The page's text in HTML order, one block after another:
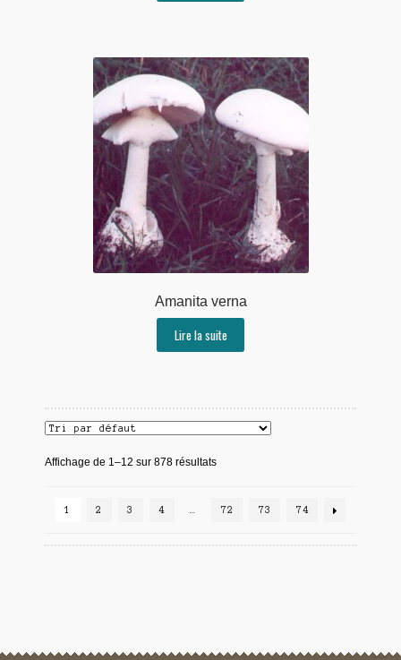
Amanita verna
Lire la suite
Affichage de 1–12 sur 878 résultats
1 2 3 4 72 73 74